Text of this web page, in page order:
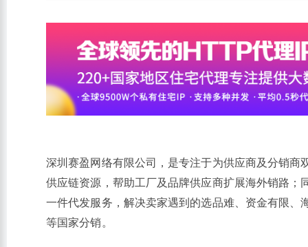
深圳赛盈网络有限公司，是专注于为供应商及分销
供应链资源，帮助工厂及品牌供应商扩展海外销路；
一件代发服务，解决卖家遇到的选品难、资金有限
等国家分销。